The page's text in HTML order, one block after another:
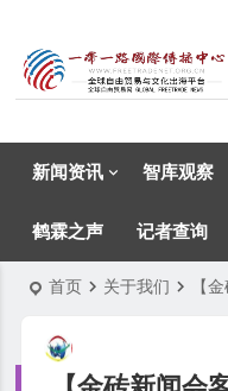
新闻资讯 智库观察
鹤霖之声 记者查询
首页 关于我们 【